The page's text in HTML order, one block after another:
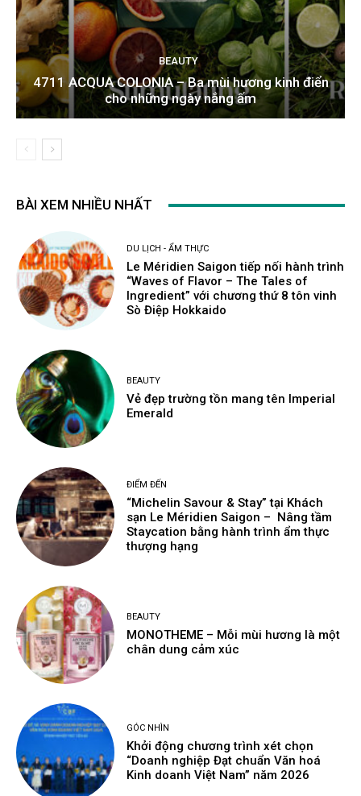
BEAUTY
4711 ACQUA COLONIA – Ba mùi hương kinh điển
cho những ngày nắng ấm
BÀI XEM NHIỀU NHẤT
DU LỊCH - ẨM THỰC
Le Méridien Saigon tiếp nối hành trình
“Waves of Flavor – The Tales of
Ingredient” với chương thứ 8 tôn vinh
Sò Điệp Hokkaido
BEAUTY
Vẻ đẹp trường tồn mang tên Imperial
Emerald
ĐIỂM ĐẾN
“Michelin Savour & Stay” tại Khách
sạn Le Méridien Saigon – Nâng tầm
Staycation bằng hành trình ẩm thực
thượng hạng
BEAUTY
MONOTHEME – Mỗi mùi hương là một
chân dung cảm xúc
GÓC NHÌN
Khởi động chương trình xét chọn
“Doanh nghiệp Đạt chuẩn Văn hoá
Kinh doanh Việt Nam” năm 2026